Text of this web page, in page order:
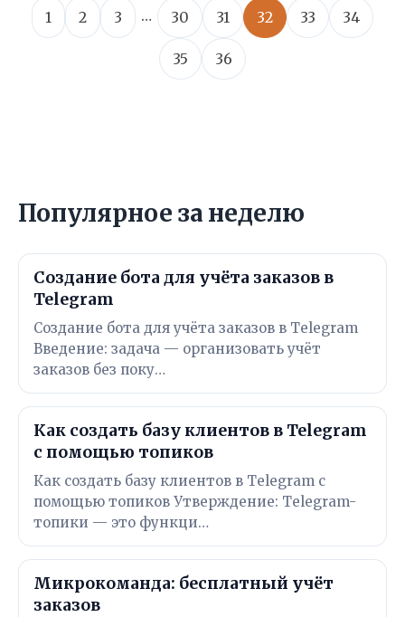
1 2 3 … 30 31 32 33 34
35 36
Популярное за неделю
Создание бота для учёта заказов в
Telegram
Создание бота для учёта заказов в Telegram
Введение: задача — организовать учёт
заказов без поку…
Как создать базу клиентов в Telegram
с помощью топиков
Как создать базу клиентов в Telegram с
помощью топиков Утверждение: Telegram-
топики — это функци…
Микрокоманда: бесплатный учёт
заказов